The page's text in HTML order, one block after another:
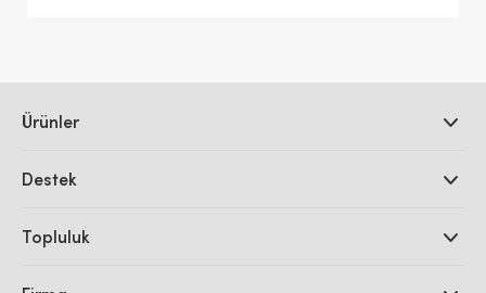
Ürünler
DaVinci Resolve ve Fusion Yazılımı
Ultimatte
Destek
Destek Merkezi
Topluluk